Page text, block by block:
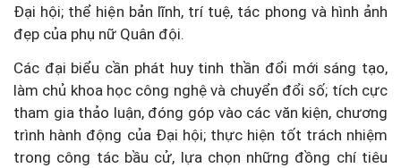
Đại hội; thể hiện bản lĩnh, trí tuệ, tác phong và hình ảnh
đẹp của phụ nữ Quân đội.
Các đại biểu cần phát huy tinh thần đổi mới sáng tạo,
làm chủ khoa học công nghệ và chuyển đổi số; tích cực
tham gia thảo luận, đóng góp vào các văn kiện, chương
trình hành động của Đại hội; thực hiện tốt trách nhiệm
trong công tác bầu cử, lựa chọn những đồng chí tiêu